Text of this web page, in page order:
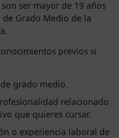
ser mayor de 19 años
Grado Medio de la
previos si
grado medio.
relacionado
que quieres cursar.
o experiencia laboral de